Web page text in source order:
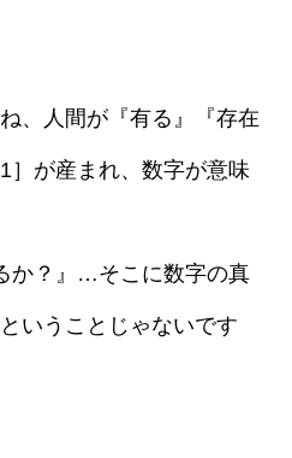
、人間が『有る』『存在
］が産まれ、数字が意味
か？』…そこに数字の真
いうことじゃないです